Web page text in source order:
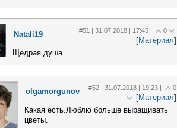
Natali19 #51 | 31.07.2018 | 17:45 | 0
[Материал]
Щедрая душа.
olgamorgunov #52 | 31.07.2018 | 19:23 | 0
[Материал]
Какая есть.Люблю больше выращивать
цветы.